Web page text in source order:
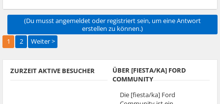
(Du musst angemeldet oder registriert sein, um eine Antwort
erstellen zu können.)
1
2 Weiter >
ZURZEIT AKTIVE BESUCHER
ÜBER [FIESTA/KA] FORD
COMMUNITY
Die [fiesta/ka] Ford